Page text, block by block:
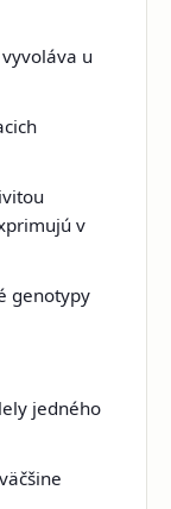
u
v
genotypy
jedného